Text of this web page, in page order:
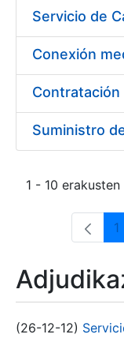
1 - 10
1
(26-12-12)